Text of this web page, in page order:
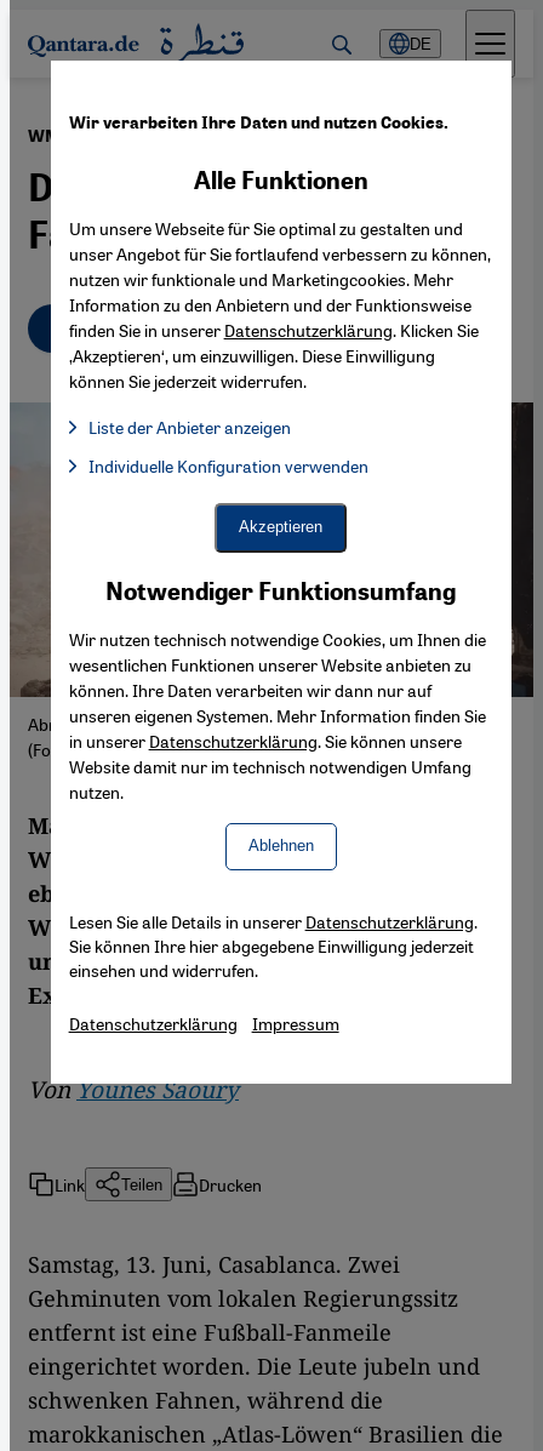
Direkt zum Inhalt springen
DE
WM 2030 in Marokko ·24.06.2026
Die Medina wird zur
Fanmeile
Deutsch English عربي
Abrissarbeiten in der alten Medina von Casablanca, Mai 2026.
(Foto: Yassine Toumi)
Marokkos National-Elf begeistert bei der
WM in Nordamerika die Fans. Zu Hause
ebnen Bulldozer bereits den Weg für die
WM 2030. Alteingesessene werden
umgesiedelt und verlieren ihre
Existenzgrundlage.
VonYounes Saoury
Link Teilen Drucken
Samstag, 13. Juni, Casablanca. Zwei
Gehminuten vom lokalen Regierungssitz
entfernt ist eine Fußball-Fanmeile
eingerichtet worden. Die Leute jubeln und
schwenken Fahnen, während die
marokkanischen „Atlas-Löwen“ Brasilien die
Wir verarbeiten Ihre Daten und nutzen Cookies.
Notwendiger Funktionsumfang
Wir nutzen technisch notwendige Cookies, um Ihnen die
wesentlichen Funktionen unserer Website anbieten zu
können. Ihre Daten verarbeiten wir dann nur auf
unseren eigenen Systemen. Mehr Information finden Sie
in unserer Datenschutzerklärung. Sie können unsere
Website damit nur im technisch notwendigen Umfang
nutzen.
Ablehnen
Alle Funktionen
Um unsere Webseite für Sie optimal zu gestalten und
unser Angebot für Sie fortlaufend verbessern zu können,
nutzen wir funktionale und Marketingcookies. Mehr
Information zu den Anbietern und der Funktionsweise
finden Sie in unserer Datenschutzerklärung. Klicken Sie
‚Akzeptieren‘, um einzuwilligen. Diese Einwilligung
können Sie jederzeit widerrufen.
Liste der Anbieter anzeigen
Facebook Embed / Facebook Connect, Google Maps Embed,
Facebook Embed / Facebook Connect
Google Maps Embed
Individuelle Konfiguration verwenden
Akzeptieren
Lesen Sie alle Details in unserer Datenschutzerklärung.
Sie können Ihre hier abgegebene Einwilligung jederzeit
einsehen und widerrufen.
Datenschutzerklärung Impressum